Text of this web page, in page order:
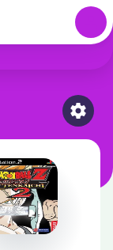
Select